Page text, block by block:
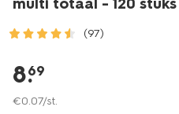
(97)
gezond/gezondheid/
totaal-
-
8.
69
€0.07/st.